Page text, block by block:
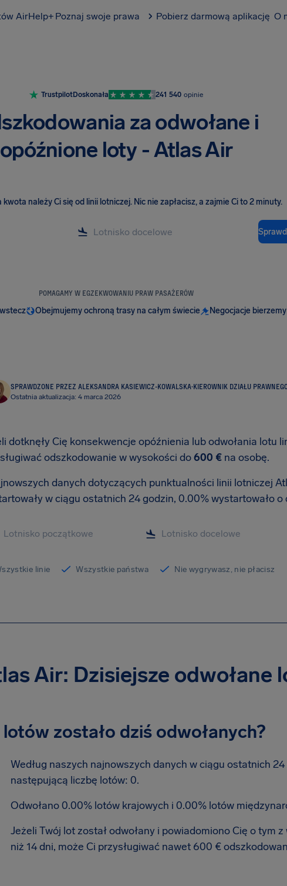
AirHelp+ Poznaj swoje prawa Pobierz darmową aplikację O
TrustpilotDoskonała 241 540 opinie
za odwołane i
opóźnione loty - Atlas Air
kwota należy Ci się od linii lotniczej. Nic nie zapłacisz, a zajmie Ci to 2 minuty.
POMAGAMY W EGZEKWOWANIU PRAW PASAŻERÓW
Obejmujemy ochroną trasy na całym świecie Negocjacje
SPRAWDZONE PRZEZ ALEKSANDRA KASIEWICZ-KOWALSKA·KIEROWNIK DZIAŁU
Ostatnia aktualizacja: 4 marca 2026
dotknęły Cię konsekwencje opóźnienia lub odwołania lotu
odszkodowanie w wysokości do600 € na osobę.
danych dotyczących punktualności linii lotniczej
w ciągu ostatnich 24 godzin, 0.00% wystartowało o
linie Wszystkie państwa Nie wygrywasz, nie płacisz
Air: Dzisiejsze odwołane
lotów zostało dziś odwołanych?
Według naszych najnowszych danych w ciągu ostatnich 24
następującą liczbę lotów: 0.
Odwołano 0.00% lotów krajowych i 0.00% lotów
Jeżeli Twój lot został odwołany i powiadomiono Cię o tym
niż 14 dni, może Ci przysługiwać nawet 600 €